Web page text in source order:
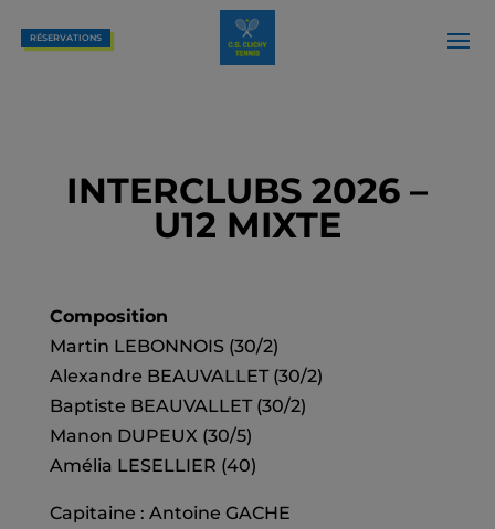
RÉSERVATIONS
INTERCLUBS 2026 –
U12 MIXTE
Composition
Martin LEBONNOIS (30/2)
Alexandre BEAUVALLET (30/2)
Baptiste BEAUVALLET (30/2)
Manon DUPEUX (30/5)
Amélia LESELLIER (40)
Capitaine : Antoine GACHE